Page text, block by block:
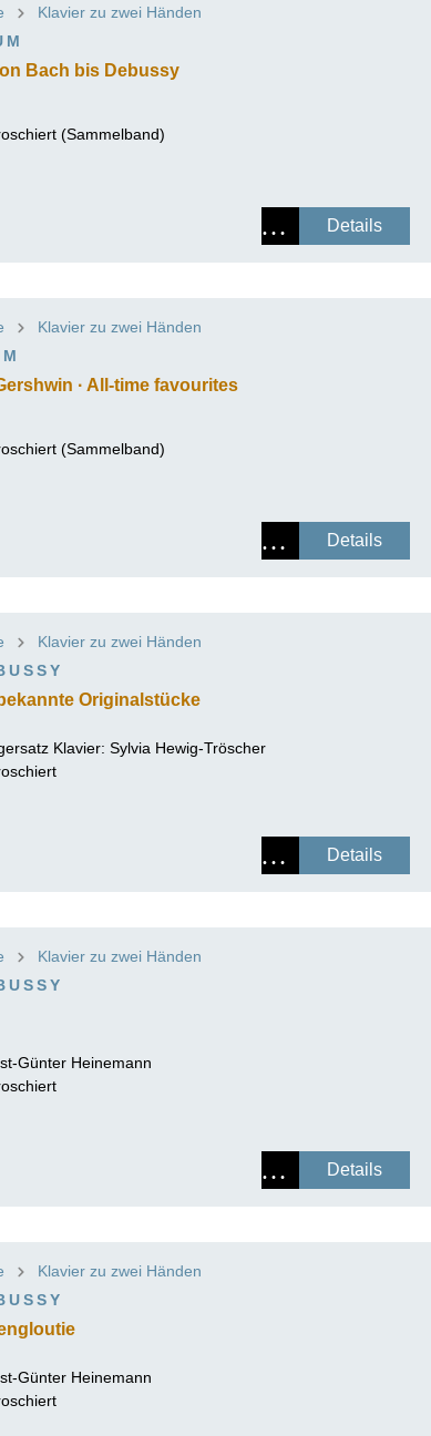
RICHARD STRAUSS
Klavier zu zwei Händen
Bach bis Debussy
(Sammelband)
Details
Klavier zu zwei Händen
· All-time favourites
(Sammelband)
Details
Klavier zu zwei Händen
Originalstücke
Klavier: Sylvia Hewig-Tröscher
Details
Klavier zu zwei Händen
Günter Heinemann
Details
Klavier zu zwei Händen
Günter Heinemann